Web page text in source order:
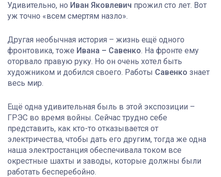
Удивительно, но Иван Яковлевич прожил сто лет. Вот
уж точно «всем смертям назло».
Другая необычная история – жизнь ещё одного
фронтовика, тоже Ивана – Савенко. На фронте ему
оторвало правую руку. Но он очень хотел быть
художником и добился своего. Работы Савенко знает
весь мир.
Ещё одна удивительная быль в этой экспозиции –
ГРЭС во время войны. Сейчас трудно себе
представить, как кто-то отказывается от
электричества, чтобы дать его другим, тогда же одна
наша электростанция обеспечивала током все
окрестные шахты и заводы, которые должны были
работать бесперебойно.